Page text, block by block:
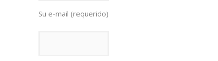
Su e-mail (requerido)